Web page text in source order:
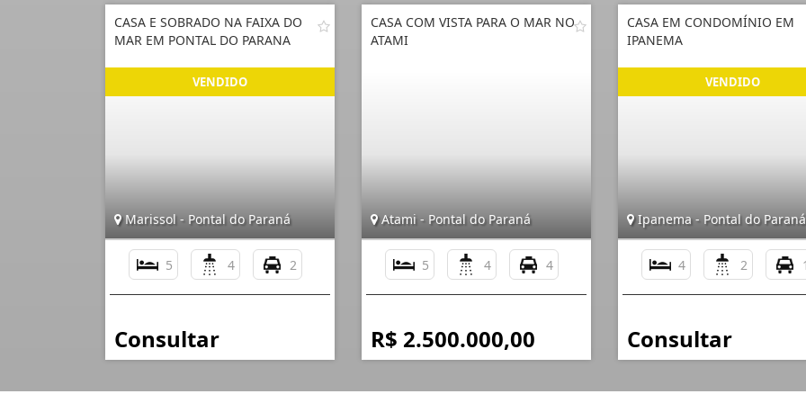
CASA E SOBRADO NA FAIXA DO
MAR EM PONTAL DO PARANA
Marissol - Pontal do Paraná
5 4 2
Consultar
CASA COM VISTA PARA O MAR NO
ATAMI
Atami - Pontal do Paraná
5 4 4
R$ 2.500.000,00
CASA EM CONDOMÍNIO EM
IPANEMA
Ipanema - Pontal do Paraná
4 2
Consultar